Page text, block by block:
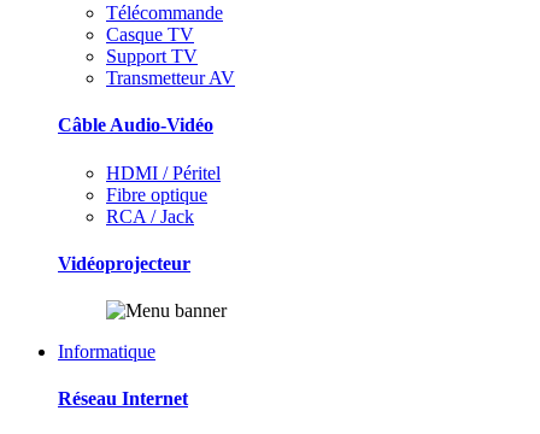
Télécommande
Casque TV
Support TV
Transmetteur AV
Câble Audio-Vidéo
HDMI / Péritel
Fibre optique
RCA / Jack
Vidéoprojecteur
Informatique
Réseau Internet